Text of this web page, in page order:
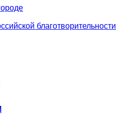
благотворительности